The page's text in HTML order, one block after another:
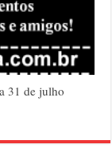
31 de julho